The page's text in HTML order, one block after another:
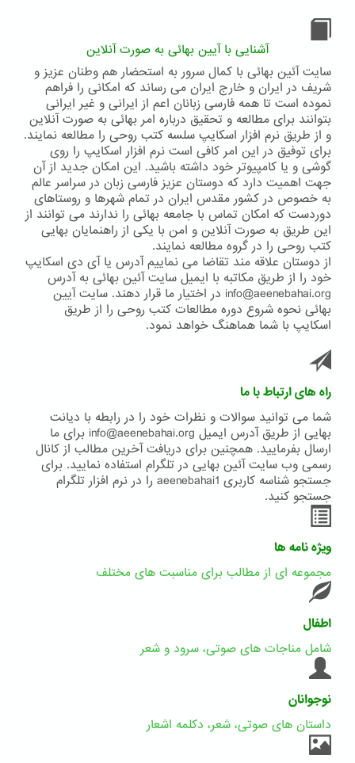
آشنایی با آیین بهائی به صورت آنلاین
سایت آئین بهائی با کمال سرور به استحضار هم وطنان عزیز و
شریف در ایران و خارج ایران می رساند که امکانی را فراهم
نموده است تا همه فارسی زبانان اعم از ایرانی و غیر ایرانی
بتوانند برای مطالعه و تحقیق درباره امر بهائی به صورت آنلاین
و از طریق نرم افزار اسکایپ سلسه کتب روحی را مطالعه نمایند.
برای توفیق در این امر کافی است نرم افزار اسکایپ را روی
گوشی و یا کامپیوتر خود داشته باشید. این امکان جدید از آن
جهت اهمیت دارد که دوستان عزیز فارسی زبان در سراسر عالم
به خصوص در کشور مقدس ایران در تمام شهرها و روستاهای
دوردست که امکان تماس با جامعه بهائی را ندارند می توانند از
این طریق به صورت آنلاین و امن با یکی از راهنمایان بهایی
کتب روحی را در گروه مطالعه نمایند.
از دوستان علاقه مند تقاضا می نماییم آدرس یا آی دی اسکایپ
خود را از طریق مکاتبه با ایمیل سایت آئین بهائی به آدرس
info@aeenebahai.org در اختیار ما قرار دهند. سایت آیین
بهائی نحوه شروع دوره مطالعات کتب روحی را از طریق
اسکایپ با شما هماهنگ خواهد نمود.
راه های ارتباط با ما
شما می توانید سوالات و نظرات خود را در رابطه با دیانت
بهایی از طریق آدرس ایمیل info@aeenebahai.org برای ما
ارسال بفرمایید. همچنین برای دریافت آخرین مطالب از کانال
رسمی وب سایت آئین بهایی در تلگرام استفاده نمایید. برای
جستجو شناسه کاربری aeenebahai1 را در نرم افزار تلگرام
جستجو کنید.
ویژه نامه ها
مجموعه ای از مطالب برای مناسبت های مختلف
اطفال
شامل مناجات های صوتی، سرود و شعر
نوجوانان
داستان های صوتی، شعر، دکلمه اشعار